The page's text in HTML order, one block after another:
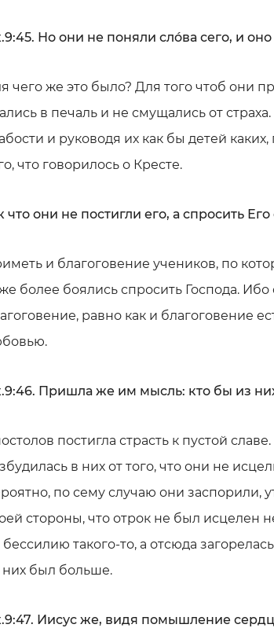
Но они не поняли слóва сего, и
чего же это было? Для того чтоб они
в печаль и не смущались от страха.
и руководя их как бы детей
что говорилось о Кресте.
что они не постигли его, а спросить
и благоговение учеников, по
более боялись спросить Господа. Ибо
равно как и благоговение
Пришла же им мысль: кто бы из
постигла страсть к пустой славе.
в них от того, что они не
по сему случаю они заспорили,
стороны, что отрок не был исцелен
бессилию такого-то, а отсюда
них был больше.
Иисус же, видя помышление